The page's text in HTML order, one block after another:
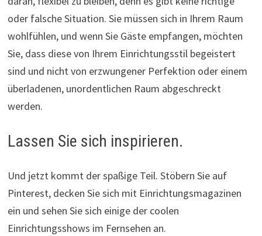
oder falsche Situation. Sie müssen sich in Ihrem Raum
wohlfühlen, und wenn Sie Gäste empfangen, möchten
Sie, dass diese von Ihrem Einrichtungsstil begeistert
sind und nicht von erzwungener Perfektion oder einem
überladenen, unordentlichen Raum abgeschreckt
werden.
Lassen Sie sich inspirieren.
Und jetzt kommt der spaßige Teil. Stöbern Sie auf
Pinterest, decken Sie sich mit Einrichtungsmagazinen
ein und sehen Sie sich einige der coolen
Einrichtungsshows im Fernsehen an.